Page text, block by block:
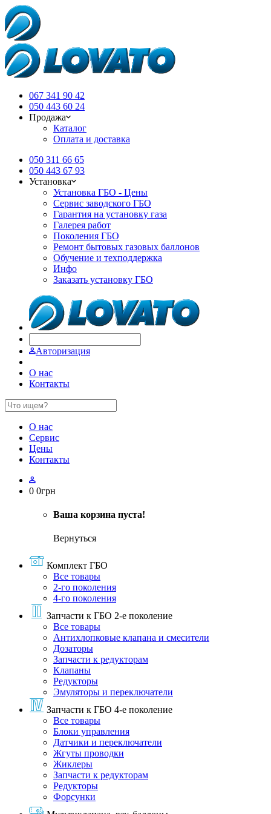
067 341 90 42
050 443 60 24
Продажа
Каталог
Оплата и доставка
050 311 66 65
050 443 67 93
Установка
Установка ГБО - Цены
Сервис заводского ГБО
Гарантия на установку газа
Галерея работ
Поколения ГБО
Ремонт бытовых газовых баллонов
Обучение и техподдержка
Инфо
Заказать установку ГБО
Авторизация
О нас
Контакты
О нас
Сервис
Цены
Контакты
0 0грн
Ваша корзина пуста!
Вернуться
Комплект ГБО
Все товары
2-го поколения
4-го поколения
Запчасти к ГБО 2-е поколение
Все товары
Антихлопковые клапана и смесители
Дозаторы
Запчасти к редукторам
Клапаны
Редукторы
Эмуляторы и переключатели
Запчасти к ГБО 4-е поколение
Все товары
Блоки управления
Датчики и переключатели
Жгуты проводки
Жиклеры
Запчасти к редукторам
Редукторы
Форсунки